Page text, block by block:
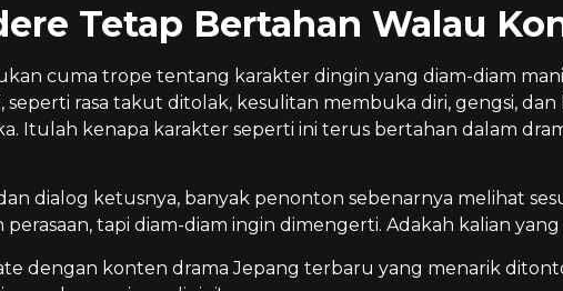
Tetap Bertahan Walau
cuma trope tentang karakter dingin yang diam-diam
seperti rasa takut ditolak, kesulitan membuka diri, gengsi,
Itulah kenapa karakter seperti ini terus bertahan dalam
dialog ketusnya, banyak penonton sebenarnya melihat
tapi diam-diam ingin dimengerti. Adakah kalian
dengan konten drama Jepang terbaru yang menarik